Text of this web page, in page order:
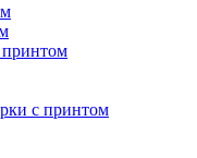
принтом
с принтом